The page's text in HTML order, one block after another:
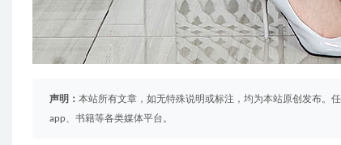
声明： 本站所有文章，如无特殊说明或标注，均为本站原创发布。
app、书籍等各类媒体平台。